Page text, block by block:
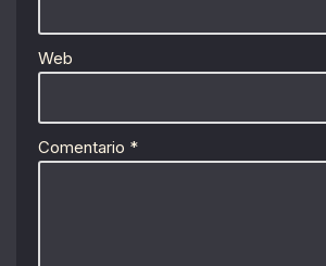
Web
Comentario *